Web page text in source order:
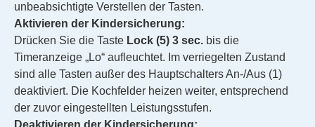
unbeabsichtigte Verstellen der Tasten.
Aktivieren der Kindersicherung:
Drücken Sie die Taste Lock (5) 3 sec. bis die
Timeranzeige „Lo“ aufleuchtet. Im verriegelten Zustand
sind alle Tasten außer des Hauptschalters An-/Aus (1)
deaktiviert. Die Kochfelder heizen weiter, entsprechend
der zuvor eingestellten Leistungsstufen.
Deaktivieren der Kindersicherung: